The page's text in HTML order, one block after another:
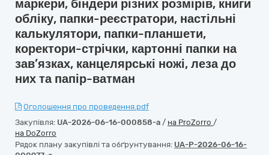
маркери, біндери різних розмірів, книги
обліку, папки-реєстратори, настільні
калькулятори, папки-планшети,
коректори-стрічки, картонні папки на
зав’язках, канцелярські ножі, леза до
них та папір-ватман
Оголошення про проведення.pdf
Закупівля: UA-2026-06-16-000858-a / на ProZorro /
на DoZorro
Рядок плану закупівлі та обґрунтування: UA-P-2026-06-16-